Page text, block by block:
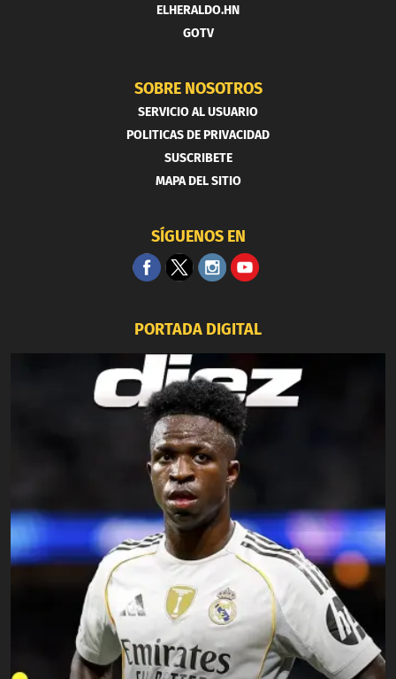
ELHERALDO.HN
GOTV
SOBRE NOSOTROS
SERVICIO AL USUARIO
POLITICAS DE PRIVACIDAD
SUSCRIBETE
MAPA DEL SITIO
SÍGUENOS EN
PORTADA DIGITAL